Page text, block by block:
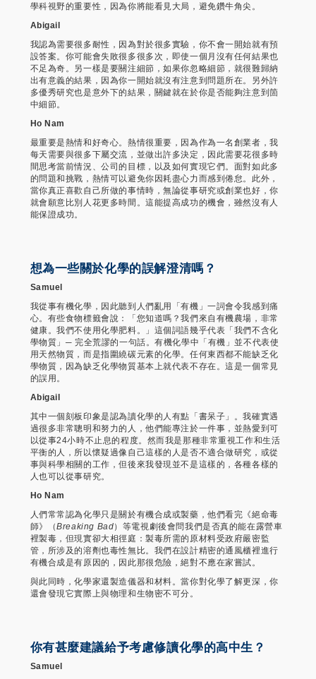
學科視野的重要性，因為你將能看見大局，避免鑽牛角尖。
Abigail
我認為需要很多耐性，因為對於很多實驗，你不會一開始就有預
設答案。你可能會失敗很多很多次，即使一個月沒有任何結果也
不足為奇。另一樣是要關注細節，如果你忽略細節，就很難歸納
出有意義的結果，因為你一開始就沒有注意到問題所在。另外許
多優秀研究也是意外下的結果，關鍵就在於你是否能夠注意到箇
中細節。
Ho Nam
最重要是熱情和好奇心。熱情很重要，因為作為一名創業者，我
每天需要與很多下屬交流，並做出許多決定，因此需要花很多時
間思考當前情況、公司的目標，以及如何實現它們。面對如此多
的問題和挑戰，熱情可以避免你因耗盡心力而感到倦怠。此外，
當你真正喜歡自己所做的事情時，無論從事研究或創業也好，你
就會願意比別人花更多時間。這能提高成功的機會，雖然沒有人
能保證成功。
想為一些關於化學的誤解澄清嗎？
Samuel
我從事有機化學，因此聽到人們亂用「有機」一詞會令我感到痛
心。有些食物標籤會說：「您知道嗎？我們來自有機農場，非常
健康。我們不使用化學肥料。」這個詞語幾乎代表「我們不含化
學物質」─ 完全荒謬的一句話。有機化學中「有機」並不代表使
用天然物質，而是指圍繞碳元素的化學。任何東西都不能缺乏化
學物質，因為缺乏化學物質基本上就代表不存在。這是一個常見
的誤用。
Abigail
其中一個刻板印象是認為讀化學的人有點「書呆子」。我確實遇
過很多非常聰明和努力的人，他們能專注於一件事，並熱愛到可
以從事24小時不止息的程度。然而我是那種非常重視工作和生活
平衡的人，所以懷疑過像自己這樣的人是否不適合做研究，或從
事與科學相關的工作，但後來我發現並不是這樣的，各種各樣的
人也可以從事研究。
Ho Nam
人們常常認為化學只是關於有機合成或製藥，他們看完《絕命毒
師》（Breaking Bad）等電視劇後會問我們是否真的能在露營車
裡製毒，但現實卻大相徑庭：製毒所需的原材料受政府嚴密監
管，所涉及的溶劑也毒性無比。我們在設計精密的通風櫃裡進行
有機合成是有原因的，因此那很危險，絕對不應在家嘗試。
與此同時，化學家還製造儀器和材料。當你對化學了解更深，你
還會發現它實際上與物理和生物密不可分。
你有甚麼建議給予考慮修讀化學的高中生？
Samuel